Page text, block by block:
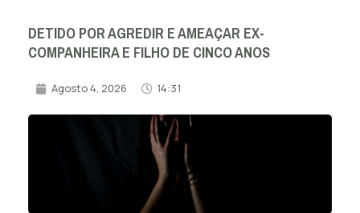
DETIDO POR AGREDIR E AMEAÇAR EX-
COMPANHEIRA E FILHO DE CINCO ANOS
Agosto 4, 2026 14:31